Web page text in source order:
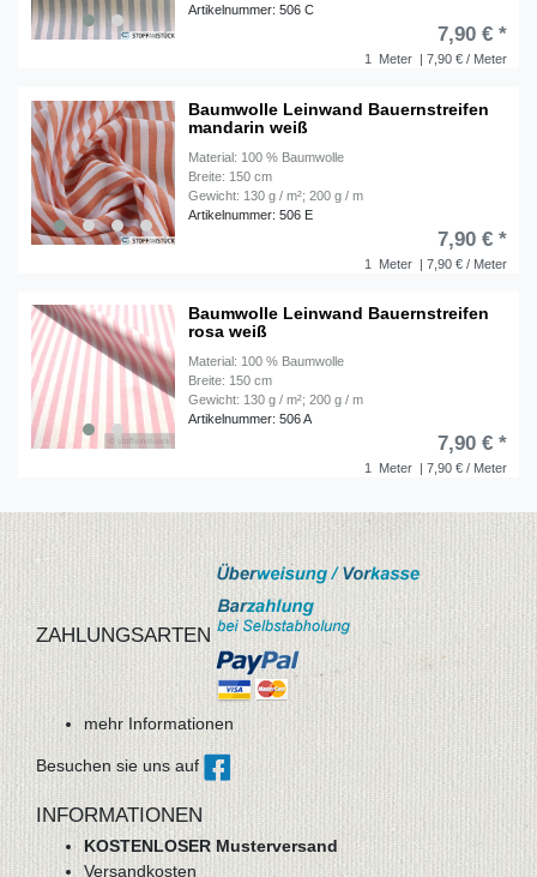
Artikelnummer: 506 C
1 Meter | 7,90 € / Meter
7,90 € *
Baumwolle Leinwand Bauernstreifen
mandarin weiß
Material: 100 % Baumwolle
Breite: 150 cm
Gewicht: 130 g / m²; 200 g / m
Artikelnummer: 506 E
1 Meter | 7,90 € / Meter
7,90 € *
Baumwolle Leinwand Bauernstreifen
rosa weiß
Material: 100 % Baumwolle
Breite: 150 cm
Gewicht: 130 g / m²; 200 g / m
Artikelnummer: 506 A
1 Meter | 7,90 € / Meter
7,90 € *
ZAHLUNGSARTEN
mehr Informationen
Besuchen sie uns auf
INFORMATIONEN
KOSTENLOSER Musterversand
Versandkosten